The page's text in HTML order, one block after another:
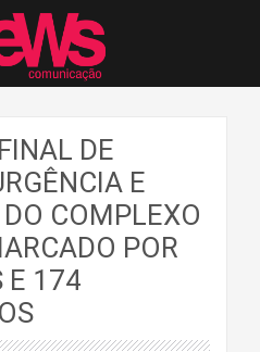
DE
E
COMPLEXO
POR
E 174